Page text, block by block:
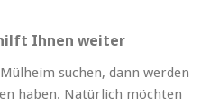
Ihnen weiter
suchen, dann werden
haben. Natürlich möchten